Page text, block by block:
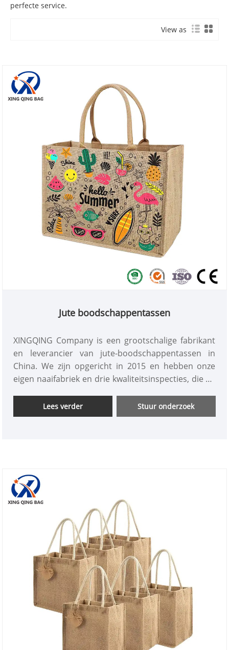
perfecte service.
View as
Jute boodschappentassen
XINGQING Company is een grootschalige fabrikant
en leverancier van jute-boodschappentassen in
China. We zijn opgericht in 2015 en hebben onze
eigen naaifabriek en drie kwaliteitsinspecties, die de
leveren van op maat gemaakte diensten, het
aanbieden van gratis monsters van jute
Lees verder Stuur onderzoek